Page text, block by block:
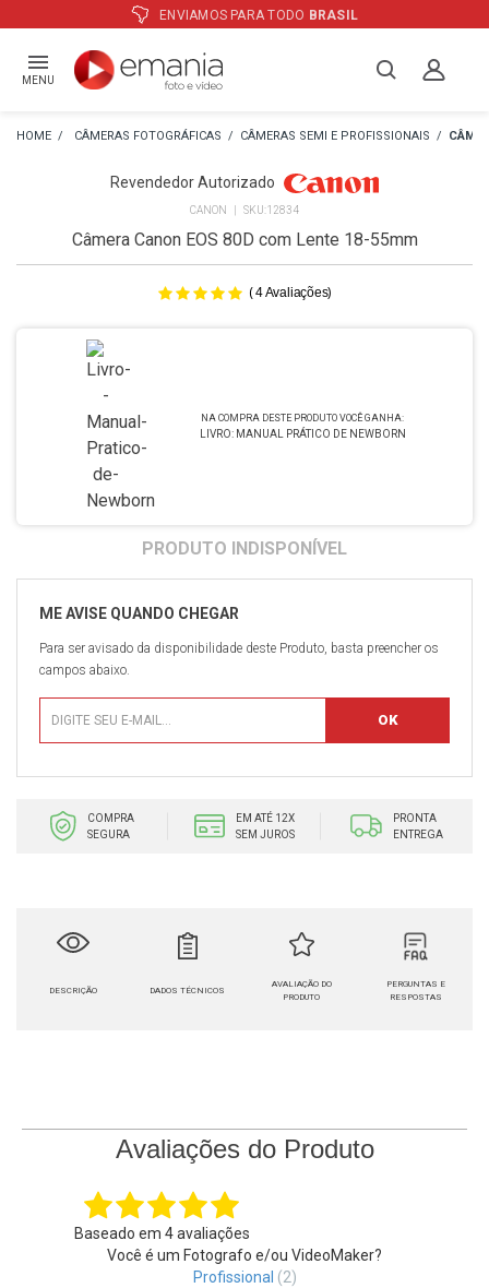
ATÉ12XE PREÇO ESPECIAL
MENU
CÂMERAS FOTOGRÁFICAS CÂMERAS SEMI E PROFISSIONAIS
Revendedor Autorizado
CANON 12834
Câmera Canon EOS 80D com Lente 18-55mm
(4Avaliações)
LIVRO: MANUAL PRÁTICO DE NEWBORN
Para ser avisado da disponibilidade deste Produto, basta preencher os
campos abaixo.
COMPRA
SEGURA
EM ATÉ 12X
SEM JUROS
PRONTA
ENTREGA
DESCRIÇÃO DADOS TÉCNICOS
AVALIAÇÃO DO
PRODUTO
PERGUNTAS E
RESPOSTAS
Avaliações do Produto
Baseado em 4avaliações
Você é um Fotografo e/ou VideoMaker?
Profissional (2)